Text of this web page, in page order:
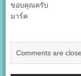
ขอบคุณครับ
มาร์ค
Comments are